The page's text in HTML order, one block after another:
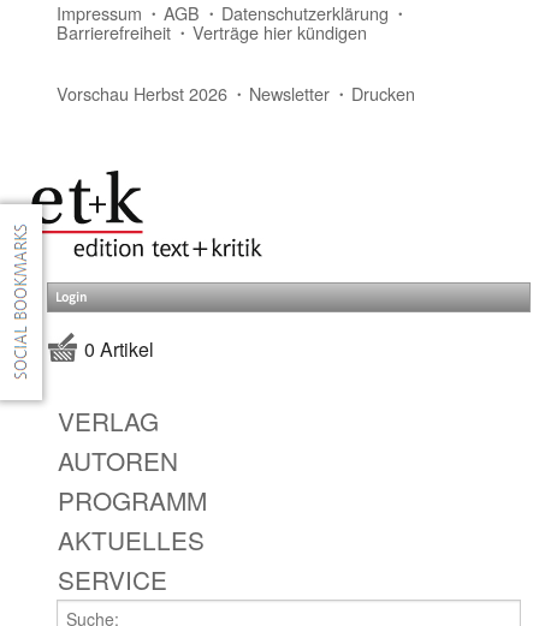
Impressum AGB Datenschutzerklärung
Barrierefreiheit Verträge hier kündigen
Vorschau Herbst 2026 Newsletter Drucken
Login
0 Artikel
VERLAG
AUTOREN
PROGRAMM
AKTUELLES
SERVICE